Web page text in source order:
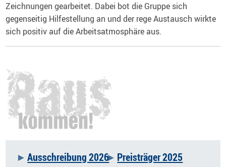
Zeichnungen gearbeitet. Dabei bot die Gruppe sich
gegenseitig Hilfestellung an und der rege Austausch wirkte
sich positiv auf die Arbeitsatmosphäre aus.
Ausschreibung 2026
Preisträger 2025